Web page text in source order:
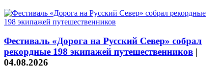
Фестиваль «Дорога на Русский Север» собрал
рекордные 198 экипажей путешественников |
04.08.2026